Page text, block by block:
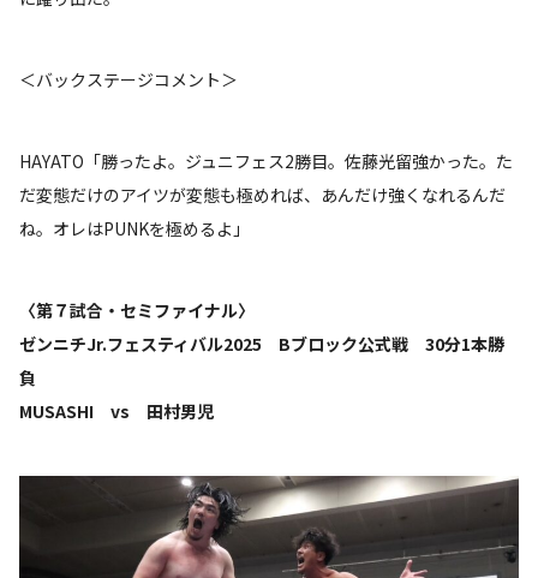
＜バックステージコメント＞
HAYATO「勝ったよ。ジュニフェス2勝目。佐藤光留強かった。た
だ変態だけのアイツが変態も極めれば、あんだけ強くなれるんだ
ね。オレはPUNKを極めるよ」
〈第７試合・セミファイナル〉
ゼンニチJr.フェスティバル2025 Bブロック公式戦 30分1本勝
負
MUSASHI vs 田村男児